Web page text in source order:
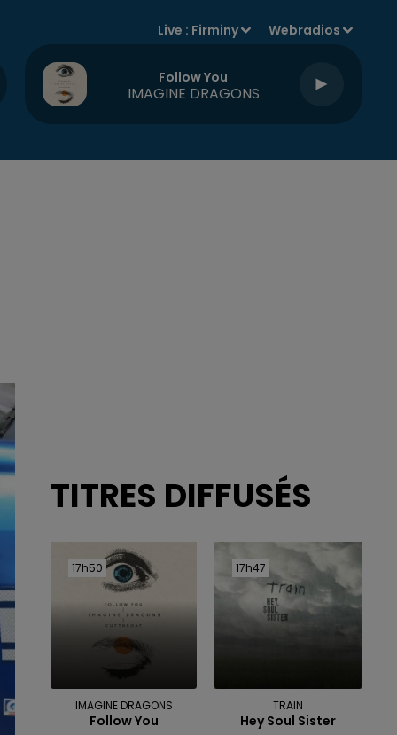
Live : Firminy Webradios
Follow You
IMAGINE DRAGONS
TITRES DIFFUSÉS
17h50
17h50
IMAGINE DRAGONS
Follow You
17h47
17h47
TRAIN
Hey Soul Sister